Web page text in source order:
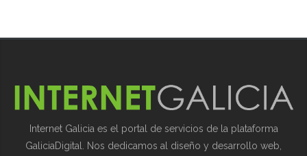
Internet Galicia es el portal de servicios de la plataforma
GaliciaDigital. Nos dedicamos al diseño y desarrollo web,